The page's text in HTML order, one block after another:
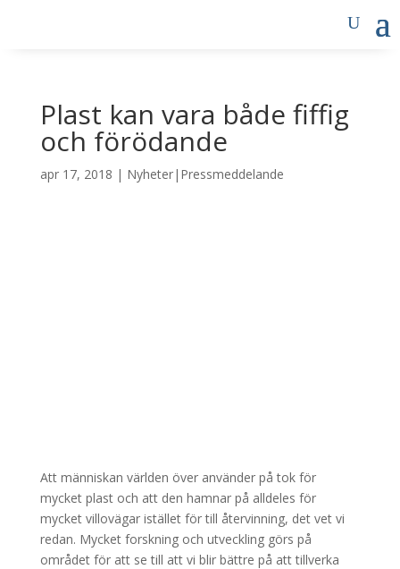
Plast kan vara både fiffig
och förödande
apr 17, 2018 | Nyheter|Pressmeddelande
Att människan världen över använder på tok för
mycket plast och att den hamnar på alldeles för
mycket villovägar istället för till återvinning, det vet vi
redan. Mycket forskning och utveckling görs på
området för att se till att vi blir bättre på att tillverka